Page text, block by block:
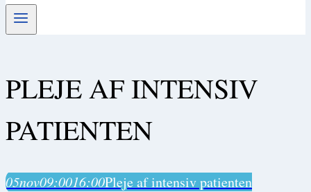
PLEJE AF INTENSIV
PATIENTEN
05nov09:0016:00Pleje af intensiv patienten